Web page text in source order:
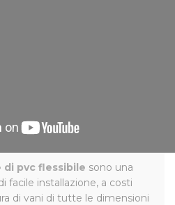
pvc flessibile sono una
facile installazione, a costi
di vani di tutte le dimensioni